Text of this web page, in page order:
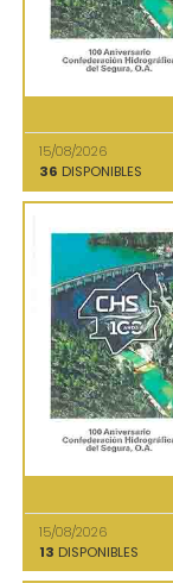
15/08/2026
36 DISPONIBLES
15/08/2026
13 DISPONIBLES